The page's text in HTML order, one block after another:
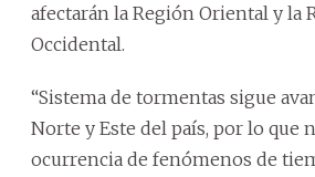
afectarán la Región Oriental y la
Occidental.
“Sistema de tormentas sigue
Norte y Este del país, por lo que
ocurrencia de fenómenos de